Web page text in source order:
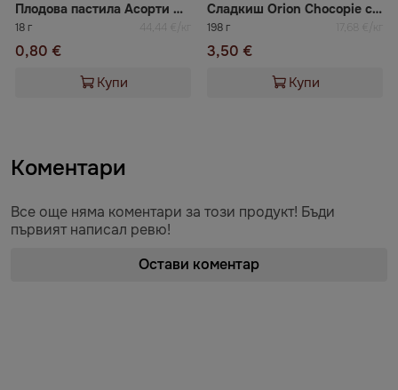
Плодова пастила Асорти №2
18 г 44,44 €/кг
0,80 €
Купи
Сладкиш Orion Chocopie с какао
198 г 17,68 €/кг
3,50 €
Купи
Коментари
Все още няма коментари за този продукт! Бъди
първият написал ревю!
Остави коментар